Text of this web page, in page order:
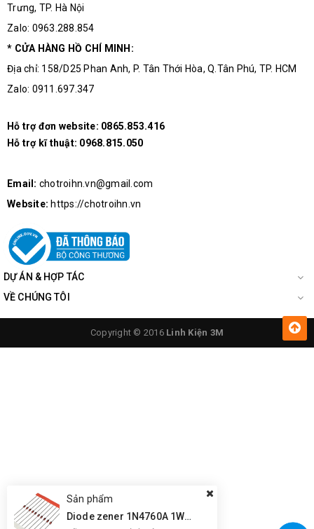
Trưng, TP. Hà Nội
Zalo: 0963.288.854
* CỬA HÀNG HỒ CHÍ MINH:
Địa chỉ: 158/D25 Phan Anh, P. Tân Thới Hòa, Q.Tân Phú, TP. HCM
Zalo: 0911.697.347
Hỗ trợ đơn website: 0865.853.416
Hỗ trợ kĩ thuật: 0968.815.050
Email: chotroihn.vn@gmail.com
Website: https://chotroihn.vn
DỰ ÁN & HỢP TÁC
VỀ CHÚNG TÔI
Copyright © 2016 Linh Kiện 3M
Sản phẩm
Diode zener 1N4760A 1W 68V DO-41